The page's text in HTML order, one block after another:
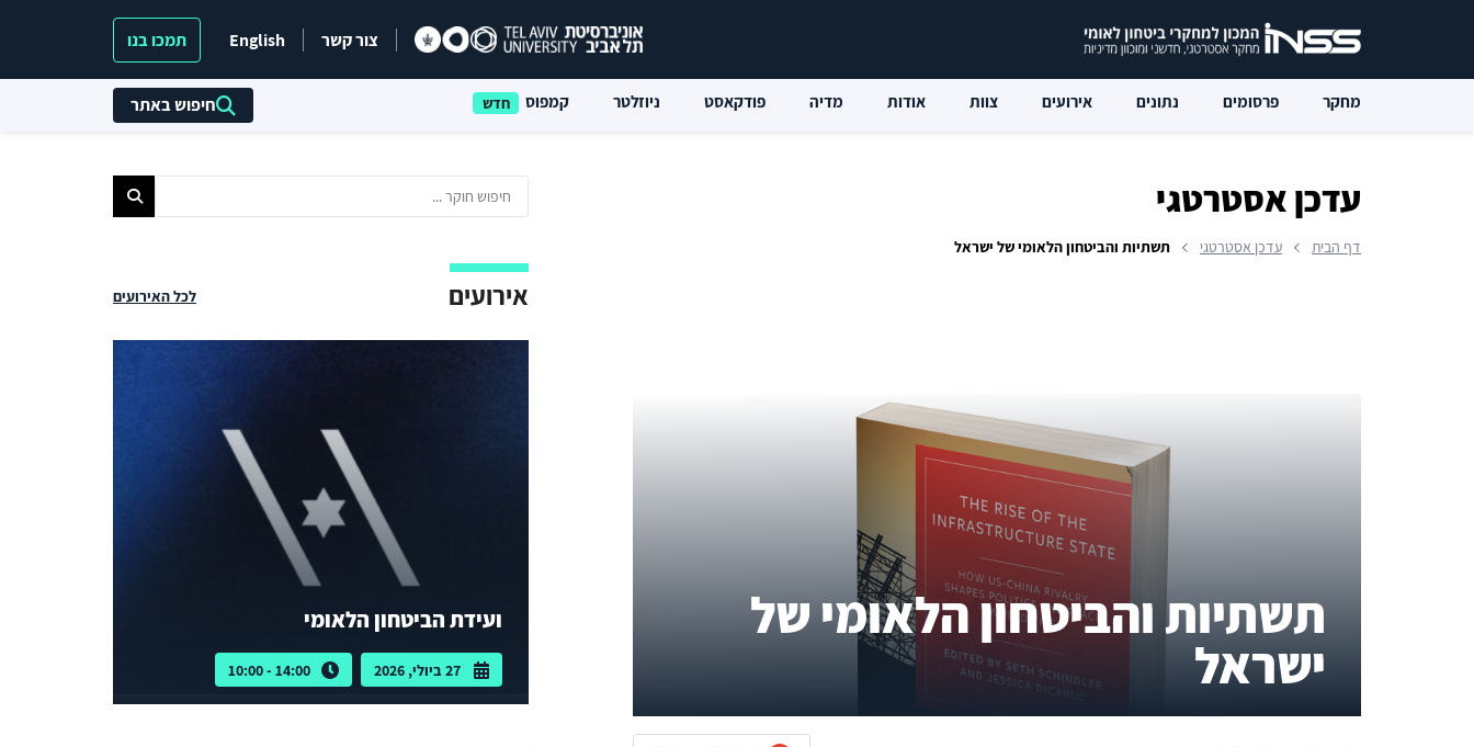
צור קשר English תמכו בנו
מחקר פרסומים נתונים אירועים צוות אודות מדיה פודקאסט ניוזלטר קמפוס חיפוש באתר
עדכן אסטרטגי
דף הבית עדכן אסטרטגי תשתיות והביטחון הלאומי של ישראל
תשתיות והביטחון הלאומי של
ישראל
אירועים לכל האירועים
ועידת הביטחון הלאומי
27 ביולי, 2026 14:00 - 10:00